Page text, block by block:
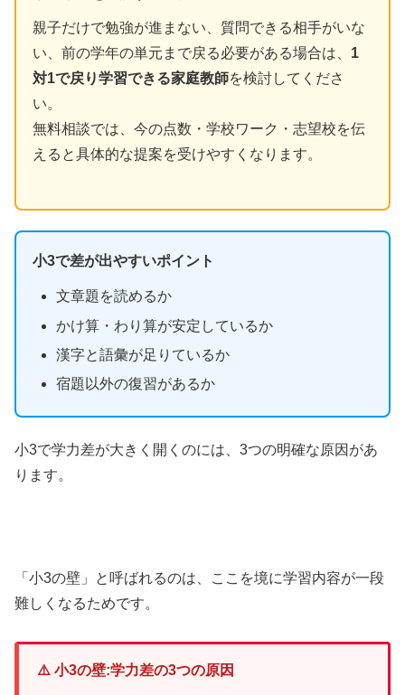
親子だけで勉強が進まない、質問できる相手がいな
い、前の学年の単元まで戻る必要がある場合は、 1
対1で戻り学習できる家庭教師を検討してくださ
い。
無料相談では、今の点数・学校ワーク・志望校を伝
えると具体的な提案を受けやすくなります。
小3で差が出やすいポイント
文章題を読めるか
かけ算・わり算が安定しているか
漢字と語彙が足りているか
宿題以外の復習があるか
小3で学力差が大きく開くのには、3つの明確な原因があ
ります。
「小3の壁」と呼ばれるのは、ここを境に学習内容が一段
難しくなるためです。
⚠️ 小3の壁:学力差の3つの原因